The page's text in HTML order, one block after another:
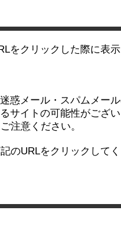
をクリックした際に表
惑メール・スパムメー
サイトの可能性がござ
注意ください。
のURLをクリックして